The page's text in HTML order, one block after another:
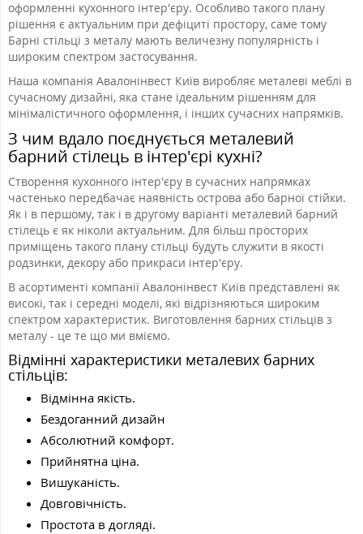
оформленні кухонного інтер'єру. Особливо такого плану
рішення є актуальним при дефіциті простору, саме тому
Барні стільці з металу мають величезну популярність і
широким спектром застосування.
Наша компанія Авалонінвест Київ виробляє металеві меблі в
сучасному дизайні, яка стане ідеальним рішенням для
мінімалістичного оформлення, і інших сучасних напрямків.
З чим вдало поєднується металевий
барний стілець в інтер'єрі кухні?
Створення кухонного інтер'єру в сучасних напрямках
частенько передбачає наявність острова або барної стійки.
Як і в першому, так і в другому варіанті металевий барний
стілець є як ніколи актуальним. Для більш просторих
приміщень такого плану стільці будуть служити в якості
родзинки, декору або прикраси інтер'єру.
В асортименті компанії Авалонінвест Київ представлені як
високі, так і середні моделі, які відрізняються широким
спектром характеристик. Виготовлення барних стільців з
металу - це те що ми вміємо.
Відмінні характеристики металевих барних
стільців:
Відмінна якість.
Бездоганний дизайн
Абсолютний комфорт.
Прийнятна ціна.
Вишуканість.
Довговічність.
Простота в догляді.